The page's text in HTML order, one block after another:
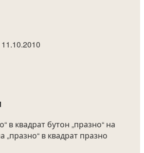
в квадрат бутон „празно“ на
„празно“ в квадрат празно